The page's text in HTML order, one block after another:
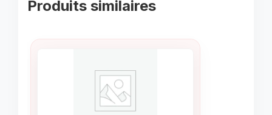
Produits similaires